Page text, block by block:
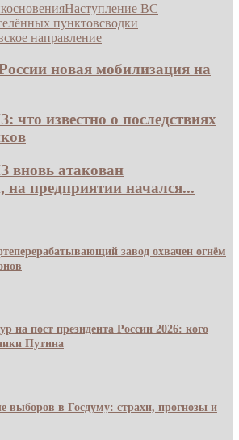
Наступление ВС
пунктовсводки
направление
новая мобилизация на
известно о последствиях
вновь атакован
на предприятии начался...
завод охвачен огнём
на пост президента России 2026: кого
Путина
выборов в Госдуму: страхи, прогнозы и